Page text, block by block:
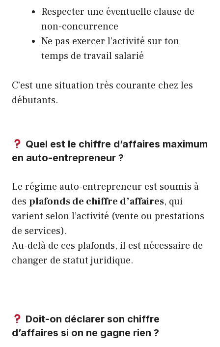
Respecter une éventuelle clause de
non-concurrence
Ne pas exercer l’activité sur ton
temps de travail salarié
C’est une situation très courante chez les
débutants.
Quel est le chiffre d’affaires maximum
en auto-entrepreneur ?
Le régime auto-entrepreneur est soumis à
des plafonds de chiffre d’affaires, qui
varient selon l’activité (vente ou prestations
de services).
Au-delà de ces plafonds, il est nécessaire de
changer de statut juridique.
Doit-on déclarer son chiffre
d’affaires si on ne gagne rien ?